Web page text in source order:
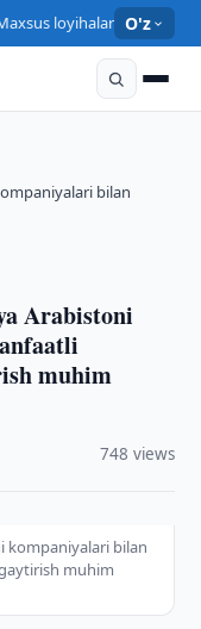
loyihalar O'z
bilan
Arabistoni
muhim
748 views
kompaniyalari bilan
muhim